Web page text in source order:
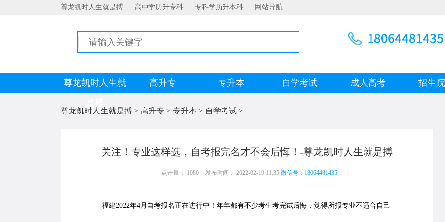
尊龙凯时人生就是搏 高中学历升专科 专科学历升本科 网站导航
尊龙凯时人生就
高升专 专升本 自学考试 成人高考 招生
尊龙凯时人生就是搏 > 高升专 > 专升本 > 自学考试 >
关注！专业这样选，自考报完名才不会后悔！-尊龙凯时人生就是搏
点击量： 1080 发布时间： 2022-02-19 11:35 微信号：18064481435
福建2022年4月自考报名正在进行中！ 年年都有不少考生考完试后悔， 觉得所报专业不适合自己